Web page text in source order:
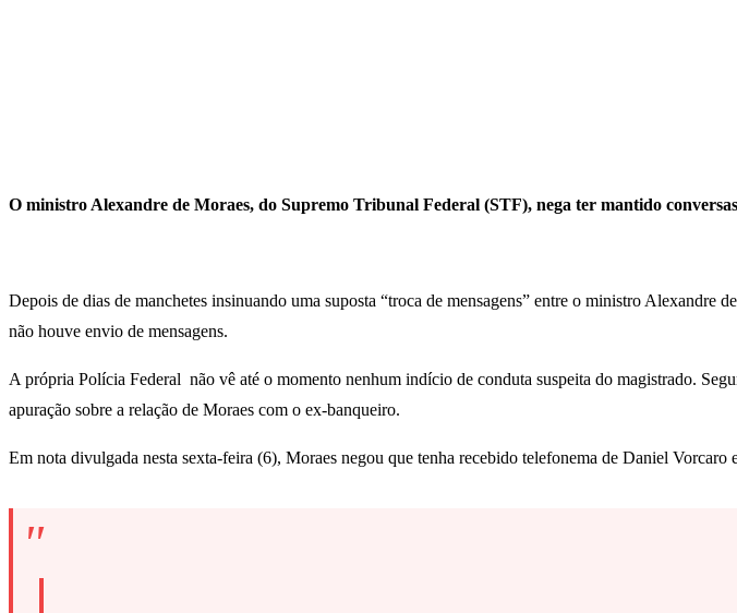
O ministro Alexandre de Moraes, do Supremo Tribunal Federal (STF), nega ter mantido
Depois de dias de manchetes insinuando uma suposta “troca de mensagens” entre o ministro
não houve envio de mensagens.
A própria Polícia Federal não vê até o momento nenhum indício de conduta suspeita do magistrado.
apuração sobre a relação de Moraes com o ex-banqueiro.
Em nota divulgada nesta sexta-feira (6), Moraes negou que tenha recebido telefonema de Daniel